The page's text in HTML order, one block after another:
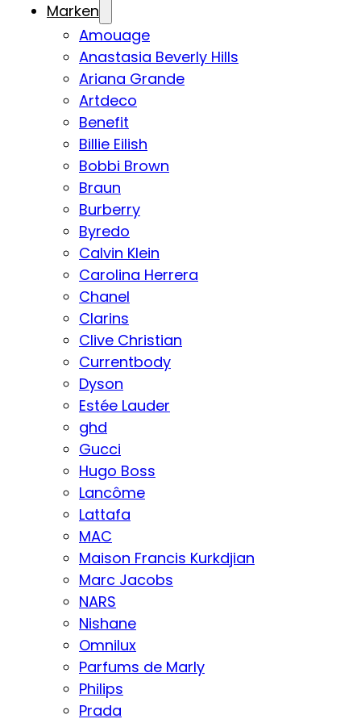
Marken
Amouage
Anastasia Beverly Hills
Ariana Grande
Artdeco
Benefit
Billie Eilish
Bobbi Brown
Braun
Burberry
Byredo
Calvin Klein
Carolina Herrera
Chanel
Clarins
Clive Christian
Currentbody
Dyson
Estée Lauder
ghd
Gucci
Hugo Boss
Lancôme
Lattafa
MAC
Maison Francis Kurkdjian
Marc Jacobs
NARS
Nishane
Omnilux
Parfums de Marly
Philips
Prada